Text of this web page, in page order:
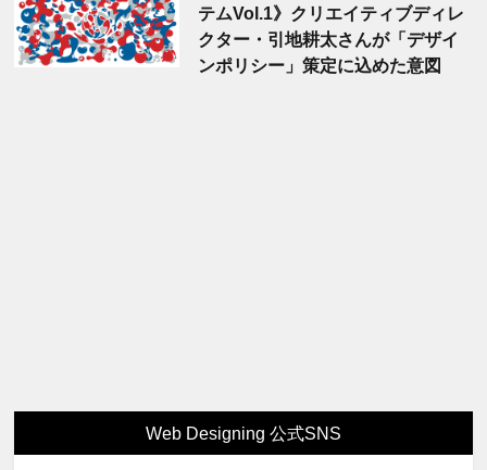
テムVol.1》クリエイティブディレ
クター・引地耕太さんが「デザイ
ンポリシー」策定に込めた意図
Web Designing 公式SNS